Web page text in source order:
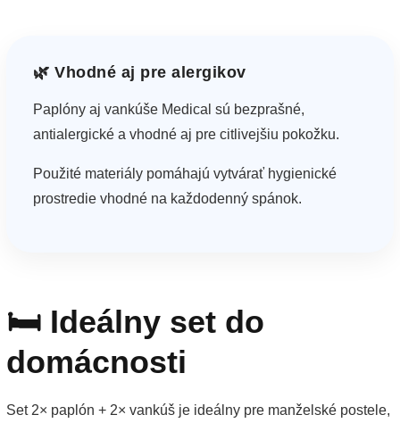
🌿 Vhodné aj pre alergikov
Paplóny aj vankúše Medical sú bezprašné,
antialergické a vhodné aj pre citlivejšiu pokožku.
Použité materiály pomáhajú vytvárať hygienické
prostredie vhodné na každodenný spánok.
🛏️ Ideálny set do
domácnosti
Set 2× paplón + 2× vankúš je ideálny pre manželské postele,